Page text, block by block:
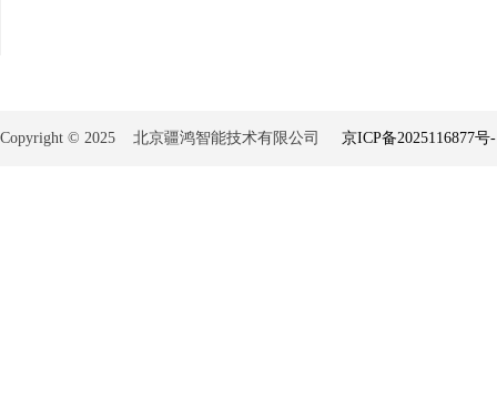
Copyright © 2025 北京疆鸿智能技术有限公司 京ICP备2025116877号